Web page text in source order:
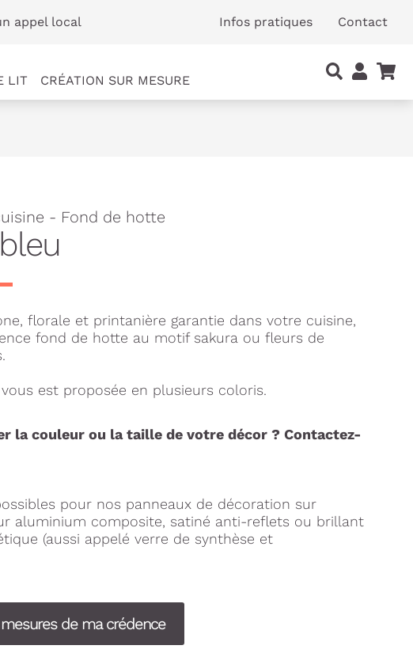
appel local Infos pratiques Contact
LIT CRÉATION SUR MESURE
- Fond de hotte
florale et printanière garantie dans votre cuisine,
fond de hotte au motif sakura ou fleurs de
est proposée en plusieurs coloris.
la couleur ou la taille de votre décor ? Contactez-
pour nos panneaux de décoration sur
aluminium composite, satiné anti-reflets ou brillant
(aussi appelé verre de synthèse et
de ma crédence